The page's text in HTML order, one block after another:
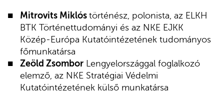
Mitrovits Miklóstörténész, polonista, az ELKH
BTK Történettudományi és az NKE EJKK
Közép-Európa Kutatóintézetének tudományos
főmunkatársa
Zeöld Zsombor Lengyelországgal foglalkozó
elemző, az NKE Stratégiai Védelmi
Kutatóintézetének külső munkatársa